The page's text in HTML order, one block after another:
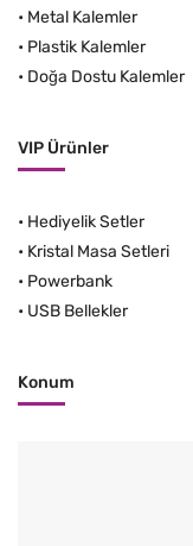
• Metal Kalemler
• Plastik Kalemler
• Doğa Dostu Kalemler
VIP Ürünler
• Hediyelik Setler
• Kristal Masa Setleri
• Powerbank
• USB Bellekler
Konum